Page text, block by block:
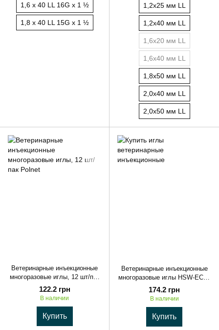
1,6 х 40 LL 16G х 1 ½
1,8 х 40 LL 15G x 1 ½
1,2х25 мм LL
1,2х40 мм LL
1,6х20 мм LL
1,6х40 мм LL
1,8х50 мм LL
2,0х40 мм LL
2,0х50 мм LL
Ветеринарные инъекционные
многоразовые иглы, 12 шт/пак
Polnet
122.2 грн
В наличии
Купить
Ветеринарные инъекционные
многоразовые иглы HSW-ECO,
12 шт/упак. Kerbl
174.2 грн
В наличии
Купить